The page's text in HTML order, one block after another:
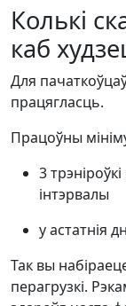
Колькі
каб
Для
працягласць.
Працоўны
3
інтэрвалы
у астатнія
Так вы
перагрузкі.